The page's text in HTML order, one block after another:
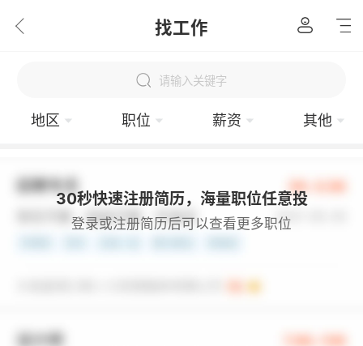
找工作
请输入关键字
地区 职位 薪资 其他
30秒快速注册简历，海量职位任意投
登录或注册简历后可以查看更多职位